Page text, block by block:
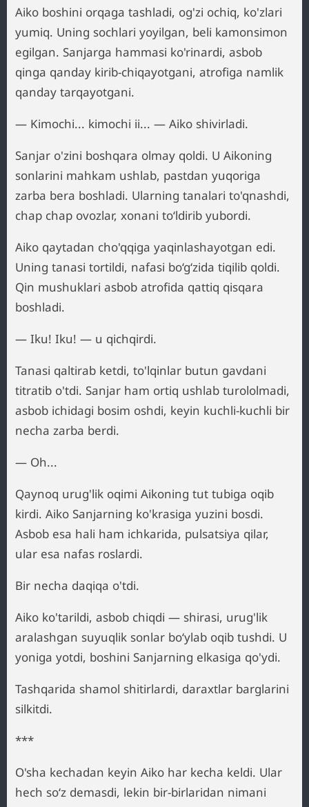
Aiko boshini orqaga tashladi, og'zi ochiq, ko'zlari
yumiq. Uning sochlari yoyilgan, beli kamonsimon
egilgan. Sanjarga hammasi ko'rinardi, asbob
qinga qanday kirib-chiqayotgani, atrofiga namlik
qanday tarqayotgani.
— Kimochi... kimochi ii... — Aiko shivirladi.
Sanjar o'zini boshqara olmay qoldi. U Aikoning
sonlarini mahkam ushlab, pastdan yuqoriga
zarba bera boshladi. Ularning tanalari to'qnashdi,
chap chap ovozlar, xonani to‘ldirib yubordi.
Aiko qaytadan cho'qqiga yaqinlashayotgan edi.
Uning tanasi tortildi, nafasi bo‘g‘zida tiqilib qoldi.
Qin mushuklari asbob atrofida qattiq qisqara
boshladi.
— Iku! Iku! — u qichqirdi.
Tanasi qaltirab ketdi, to'lqinlar butun gavdani
titratib o'tdi. Sanjar ham ortiq ushlab turololmadi,
asbob ichidagi bosim oshdi, keyin kuchli-kuchli bir
necha zarba berdi.
— Oh...
Qaynoq urug'lik oqimi Aikoning tut tubiga oqib
kirdi. Aiko Sanjarning ko'krasiga yuzini bosdi.
Asbob esa hali ham ichkarida, pulsatsiya qilar,
ular esa nafas roslardi.
Bir necha daqiqa o'tdi.
Aiko ko'tarildi, asbob chiqdi — shirasi, urug'lik
aralashgan suyuqlik sonlar bo‘ylab oqib tushdi. U
yoniga yotdi, boshini Sanjarning elkasiga qo'ydi.
Tashqarida shamol shitirlardi, daraxtlar barglarini
silkitdi.
***
O'sha kechadan keyin Aiko har kecha keldi. Ular
hech so‘z demasdi, lekin bir-birlaridan nimani